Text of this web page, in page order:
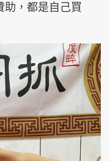
助，都是自己買